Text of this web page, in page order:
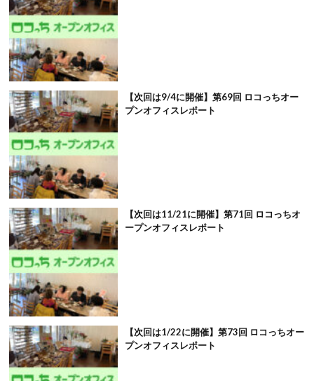
【次回は9/4に開催】第69回 ロコっちオー
プンオフィスレポート
【次回は11/21に開催】第71回 ロコっちオ
ープンオフィスレポート
【次回は1/22に開催】第73回 ロコっちオー
プンオフィスレポート